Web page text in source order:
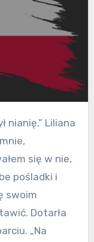
się w nie,
pośladki i
swoim
Dotarła
„Na